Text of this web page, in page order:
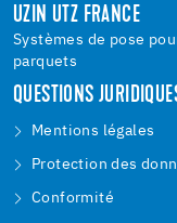
UZIN UTZ FRANCE
Systèmes de pose
parquets
QUESTIONS
Mentions légales
Protection des
Conformité